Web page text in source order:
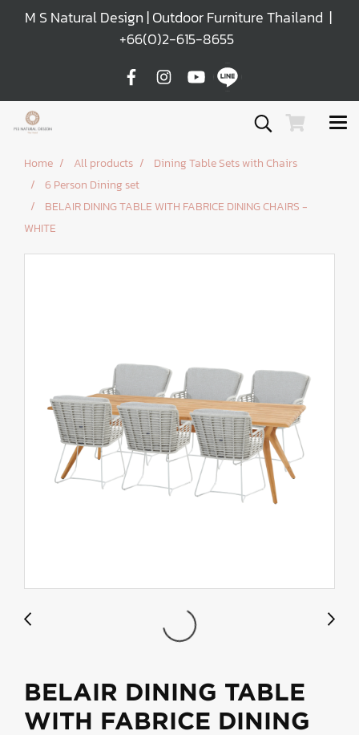
M S Natural Design | Outdoor Furniture Thailand |
+66(0)2-615-8655
Home All products
Dining Table Sets with Chairs
6 Person Dining set
BELAIR DINING TABLE WITH FABRICE DINING CHAIRS -
WHITE
BELAIR DINING TABLE
WITH FABRICE DINING